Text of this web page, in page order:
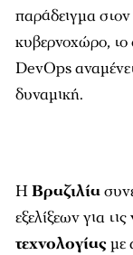
παράδειγμα
κυβερνοχώρο,
DevOps
δυναμική.
ΗΒραζιλία
εξελίξεων για τις
τεχνολογίαςμε